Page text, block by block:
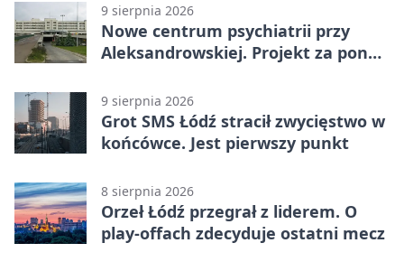
9 sierpnia 2026
Nowe centrum psychiatrii przy
Aleksandrowskiej. Projekt za ponad
9 sierpnia 2026
Grot SMS Łódź stracił zwycięstwo w
końcówce. Jest pierwszy punkt
8 sierpnia 2026
Orzeł Łódź przegrał z liderem. O
play-offach zdecyduje ostatni mecz